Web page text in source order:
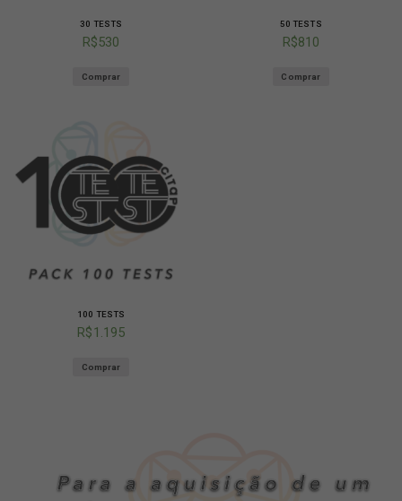
30 TESTS
R$530
Comprar
50 TESTS
R$810
Comprar
100 TESTS
R$1.195
Comprar
site funcione.